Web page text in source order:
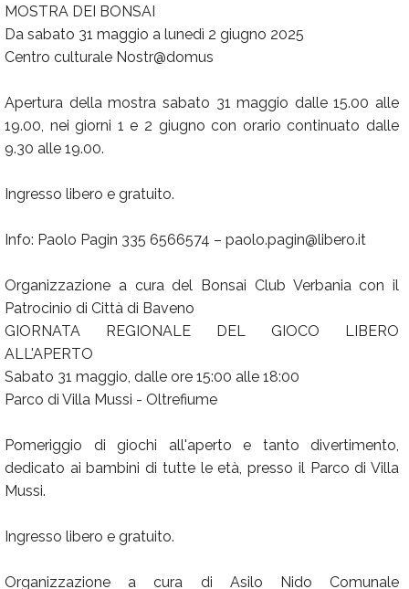
MOSTRA DEI BONSAI
Da sabato 31 maggio a lunedì 2 giugno 2025
Centro culturale Nostr@domus
Apertura della mostra sabato 31 maggio dalle 15.00 alle
19.00, nei giorni 1 e 2 giugno con orario continuato dalle
9.30 alle 19.00.
Ingresso libero e gratuito.
Info: Paolo Pagin 335 6566574 – paolo.pagin@libero.it
Organizzazione a cura del Bonsai Club Verbania con il
Patrocinio di Città di Baveno
GIORNATA REGIONALE DEL GIOCO LIBERO
ALL'APERTO
Sabato 31 maggio, dalle ore 15:00 alle 18:00
Parco di Villa Mussi - Oltrefiume
Pomeriggio di giochi all'aperto e tanto divertimento,
dedicato ai bambini di tutte le età, presso il Parco di Villa
Mussi.
Ingresso libero e gratuito.
Organizzazione a cura di Asilo Nido Comunale